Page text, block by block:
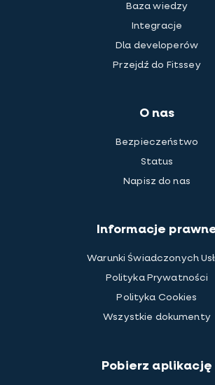
Baza wiedzy
Integracje
Dla developerów
Przejdź do Fitssey
O nas
Bezpieczeństwo
Status
Napisz do nas
Informacje
Warunki Świadczonych
Polityka Prywatności
Polityka Cookies
Wszystkie dokumenty
Pobierz aplikację